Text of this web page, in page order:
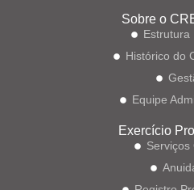
Sobre o
Estrutura
Histórico do
Equipe
Exercício
Serviços